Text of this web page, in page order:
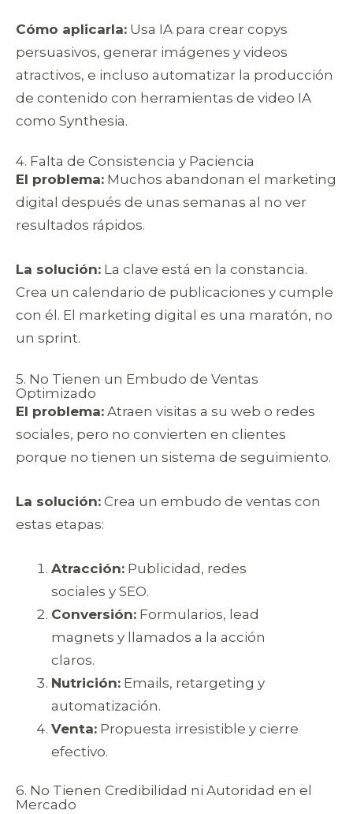
Cómo aplicarla: Usa IA para crear copys
persuasivos, generar imágenes y videos
atractivos, e incluso automatizar la producción
de contenido con herramientas de video IA
como Synthesia.
4. Falta de Consistencia y Paciencia
El problema: Muchos abandonan el marketing
digital después de unas semanas al no ver
resultados rápidos.
La solución: La clave está en la constancia.
Crea un calendario de publicaciones y cumple
con él. El marketing digital es una maratón, no
un sprint.
5. No Tienen un Embudo de Ventas
Optimizado
El problema: Atraen visitas a su web o redes
sociales, pero no convierten en clientes
porque no tienen un sistema de seguimiento.
La solución: Crea un embudo de ventas con
estas etapas:
Atracción: Publicidad, redes
sociales y SEO.
Conversión: Formularios, lead
magnets y llamados a la acción
claros.
Nutrición: Emails, retargeting y
automatización.
Venta: Propuesta irresistible y cierre
efectivo.
6. No Tienen Credibilidad ni Autoridad en el
Mercado